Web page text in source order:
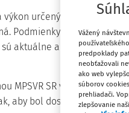
určených činností a
Podmienky na výkon
aktuálne a pre užívateľa
MPSVR SR v čo
aby bol dostatočne
Vážený
predpoklady
neobťažovali
ako web
súborov
prehliadači.
zlepšovanie